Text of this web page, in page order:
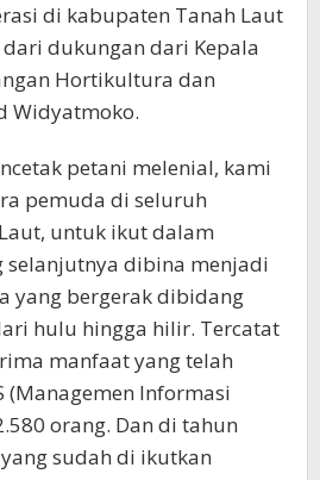
di kabupaten Tanah Laut
dukungan dari Kepala
Hortikultura dan
Widyatmoko.
petani melenial, kami
pemuda di seluruh
untuk ikut dalam
selanjutnya dibina menjadi
yang bergerak dibidang
hulu hingga hilir. Tercatat
manfaat yang telah
Informasi
orang. Dan di tahun
yang sudah di ikutkan